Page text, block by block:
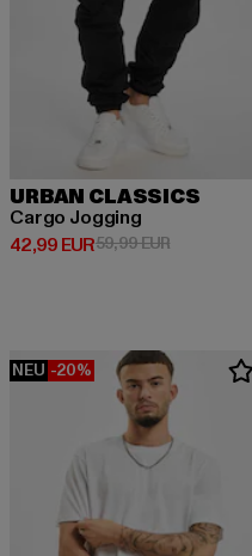
URBAN CLASSICS
Cargo Jogging
42,99 EUR
Derzeitiger Preis: 42,99 EUR
59,99 EUR
NEU -20%